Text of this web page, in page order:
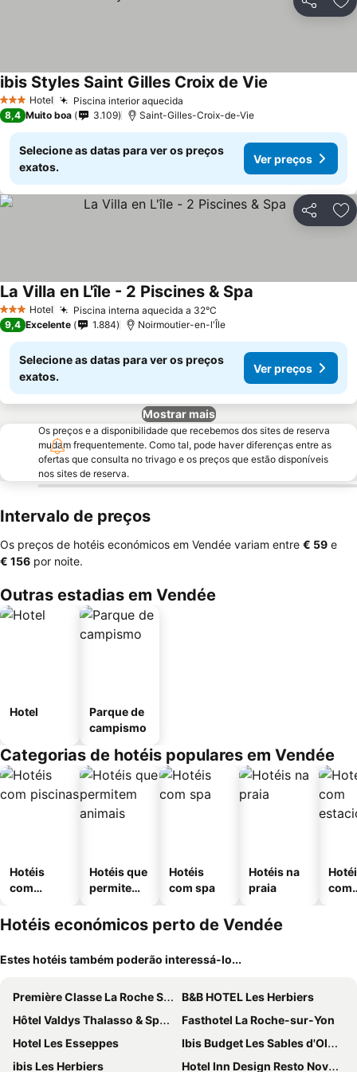
Partilhar
3 EstrelasHotel Piscina interior aquecida
ibis Styles Saint Gilles Croix de Vie
8,4 Muito boa 3.109 Saint-Gilles-Croix-de-Vie
Selecione as datas para ver os preços
exatos.
Ver preços
Partilhar
3 EstrelasHotel Piscina interna aquecida a 32°C
La Villa en L'île - 2 Piscines & Spa
9,4 Excelente 1.884 Noirmoutier-en-l'Île
Selecione as datas para ver os preços
exatos.
Ver preços
Mostrar mais
Os preços e a disponibilidade que recebemos dos sites de reserva
mudam frequentemente. Como tal, pode haver diferenças entre as
ofertas que consulta no trivago e os preços que estão disponíveis
nos sites de reserva.
Intervalo de preços
Os preços de hotéis económicos em Vendée variam entre ‎€ 59 e
‎€ 156 por noite.
Outras estadias em Vendée
Hotel
Parque de
campismo
Categorias de hotéis populares em Vendée
Hotéis
com
Hotéis que
permitem
Hotéis
com spa
Hotéis na
praia
com
Hotéis económicos perto de Vendée
Estes hotéis também poderão interessá-lo...
Première Classe La Roche Sur Yon - Vendéspace
B&B HOTEL Les Herbiers
Hôtel Valdys Thalasso & Spa - les Pins
Fasthotel La Roche-sur-Yon
Hotel Les Esseppes
Ibis Budget Les Sables d'Olonne
ibis Les Herbiers
Hotel Inn Design Resto Novo Challans